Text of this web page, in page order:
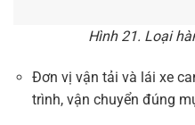
Hình 21. Loại
Đơn vị vận tải và lái xe
trình, vận chuyển đúng